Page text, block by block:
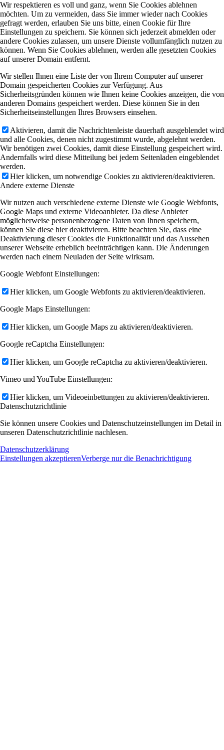
Wir respektieren es voll und ganz, wenn Sie Cookies ablehnen
möchten. Um zu vermeiden, dass Sie immer wieder nach Cookies
gefragt werden, erlauben Sie uns bitte, einen Cookie für Ihre
Einstellungen zu speichern. Sie können sich jederzeit abmelden oder
andere Cookies zulassen, um unsere Dienste vollumfänglich nutzen zu
können. Wenn Sie Cookies ablehnen, werden alle gesetzten Cookies
auf unserer Domain entfernt.
Wir stellen Ihnen eine Liste der von Ihrem Computer auf unserer
Domain gespeicherten Cookies zur Verfügung. Aus
Sicherheitsgründen können wie Ihnen keine Cookies anzeigen, die von
anderen Domains gespeichert werden. Diese können Sie in den
Sicherheitseinstellungen Ihres Browsers einsehen.
Aktivieren, damit die Nachrichtenleiste dauerhaft ausgeblendet wird
und alle Cookies, denen nicht zugestimmt wurde, abgelehnt werden.
Wir benötigen zwei Cookies, damit diese Einstellung gespeichert wird.
Andernfalls wird diese Mitteilung bei jedem Seitenladen eingeblendet
werden.
Hier klicken, um notwendige Cookies zu aktivieren/deaktivieren.
Andere externe Dienste
Wir nutzen auch verschiedene externe Dienste wie Google Webfonts,
Google Maps und externe Videoanbieter. Da diese Anbieter
möglicherweise personenbezogene Daten von Ihnen speichern,
können Sie diese hier deaktivieren. Bitte beachten Sie, dass eine
Deaktivierung dieser Cookies die Funktionalität und das Aussehen
unserer Webseite erheblich beeinträchtigen kann. Die Änderungen
werden nach einem Neuladen der Seite wirksam.
Google Webfont Einstellungen:
Hier klicken, um Google Webfonts zu aktivieren/deaktivieren.
Google Maps Einstellungen:
Hier klicken, um Google Maps zu aktivieren/deaktivieren.
Google reCaptcha Einstellungen:
Hier klicken, um Google reCaptcha zu aktivieren/deaktivieren.
Vimeo und YouTube Einstellungen:
Hier klicken, um Videoeinbettungen zu aktivieren/deaktivieren.
Datenschutzrichtlinie
Sie können unsere Cookies und Datenschutzeinstellungen im Detail in
unseren Datenschutzrichtlinie nachlesen.
Datenschutzerklärung
Einstellungen akzeptierenVerberge nur die Benachrichtigung